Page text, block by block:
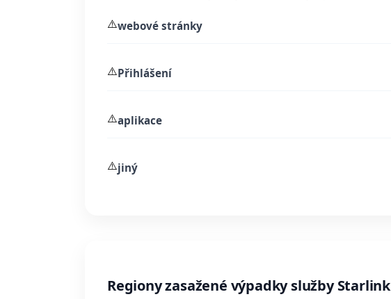
⚠️webové stránky
⚠️Přihlášení
⚠️aplikace
⚠️jiný
Regiony zasažené výpadky služby Starlink